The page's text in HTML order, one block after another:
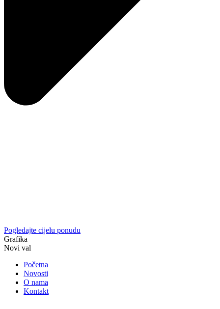
Pogledajte cijelu ponudu
Grafika
Novi val
Početna
Novosti
O nama
Kontakt